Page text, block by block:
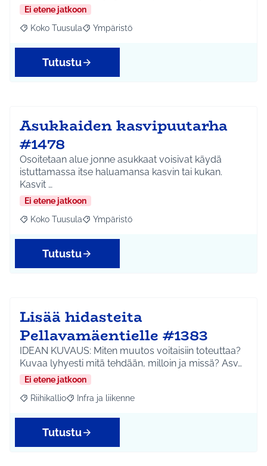
Ei etene jatkoon
Rajaa tulokset aihepiirin mukaan: Koko Tuusula
Koko Tuusula Rajaa tulokset teeman mukaan: Ympäristö
Ympäristö
Tutustu
Asukkaiden kasvipuutarha
#1478
Osoitetaan alue jonne asukkaat voisivat käydä
istuttamassa itse haluamansa kasvin tai kukan.
Kasvit …
Ei etene jatkoon
Rajaa tulokset aihepiirin mukaan: Koko Tuusula
Koko Tuusula Rajaa tulokset teeman mukaan: Ympäristö
Ympäristö
Tutustu
Lisää hidasteita
Pellavamäentielle #1383
IDEAN KUVAUS: Miten muutos voitaisiin toteuttaa?
Kuvaa lyhyesti mitä tehdään, milloin ja missä? Asv…
Ei etene jatkoon
Rajaa tulokset aihepiirin mukaan: Riihikallio
Riihikallio Rajaa tulokset teeman mukaan: Infra ja liikenne
Infra ja liikenne
Tutustu